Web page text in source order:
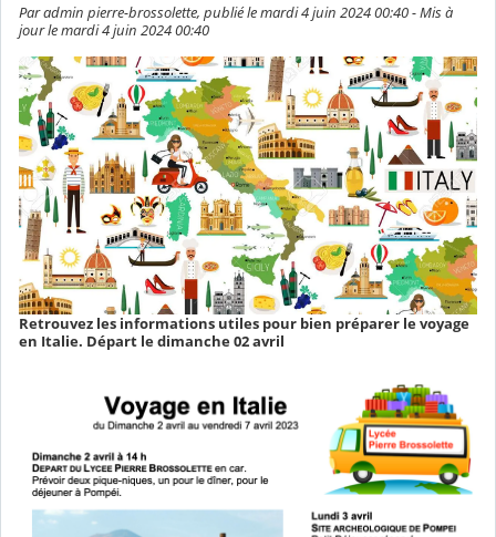
Par admin pierre-brossolette, publié le mardi 4 juin 2024 00:40 - Mis à
jour le mardi 4 juin 2024 00:40
Retrouvez les informations utiles pour bien préparer le voyage
en Italie. Départ le dimanche 02 avril